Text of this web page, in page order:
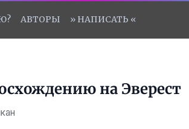
АВТОРЫ » НАПИСАТЬ «
на Эверест